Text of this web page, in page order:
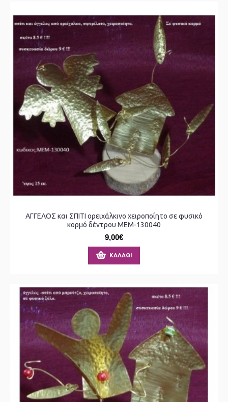
ΑΓΓΕΛΟΣ και ΣΠΙΤΙ ορειχάλκινο χειροποίητο σε φυσικό
κορμό δέντρου ΜΕΜ-130040
9,00€
ΚΑΛΆΘΙ